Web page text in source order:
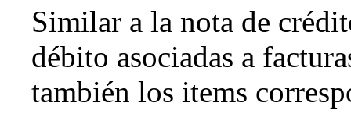
Similar a la nota de
débito asociadas a
también los items